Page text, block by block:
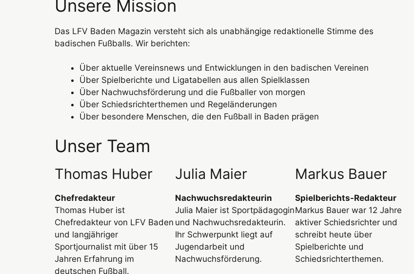
Unsere Mission
Das LFV Baden Magazin versteht sich als unabhängige redaktionelle Stimme des
badischen Fußballs. Wir berichten:
Über aktuelle Vereinsnews und Entwicklungen in den badischen Vereinen
Über Spielberichte und Ligatabellen aus allen Spielklassen
Über Nachwuchsförderung und die Fußballer von morgen
Über Schiedsrichterthemen und Regeländerungen
Über besondere Menschen, die den Fußball in Baden prägen
Unser Team
Thomas Huber
Chefredakteur
Thomas Huber ist
Chefredakteur von LFV Baden
und langjähriger
Sportjournalist mit über 15
Jahren Erfahrung im
deutschen Fußball.
Julia Maier
Nachwuchsredakteurin
Julia Maier ist Sportpädagogin
und Nachwuchsredakteurin.
Ihr Schwerpunkt liegt auf
Jugendarbeit und
Nachwuchsförderung.
Markus Bauer
Spielberichts-Redakteur
Markus Bauer war 12 Jahre
aktiver Schiedsrichter und
schreibt heute über
Spielberichte und
Schiedsrichterthemen.